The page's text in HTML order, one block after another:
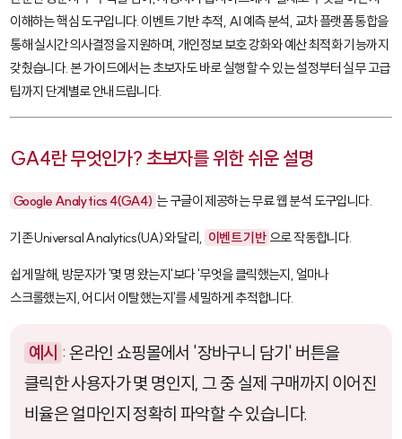
이해하는 핵심 도구입니다. 이벤트 기반 추적, AI 예측 분석, 교차 플랫폼 통합을
통해 실시간 의사결정을 지원하며, 개인정보 보호 강화와 예산 최적화 기능까지
갖췄습니다. 본 가이드에서는 초보자도 바로 실행할 수 있는 설정부터 실무 고급
팁까지 단계별로 안내드립니다.
GA4란 무엇인가? 초보자를 위한 쉬운 설명
Google Analytics 4(GA4) 는 구글이 제공하는 무료 웹 분석 도구입니다.
기존 Universal Analytics(UA)와 달리, 이벤트 기반 으로 작동합니다.
쉽게 말해, 방문자가 '몇 명 왔는지'보다 '무엇을 클릭했는지, 얼마나
스크롤했는지, 어디서 이탈했는지'를 세밀하게 추적합니다.
예시 : 온라인 쇼핑몰에서 '장바구니 담기' 버튼을
클릭한 사용자가 몇 명인지, 그 중 실제 구매까지 이어진
비율은 얼마인지 정확히 파악할 수 있습니다.